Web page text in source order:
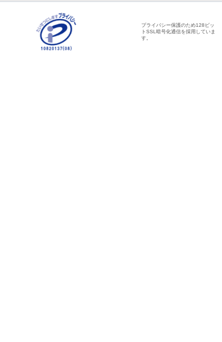
プライバシー保護のため128ビッ
トSSL暗号化通信を採用していま
す。